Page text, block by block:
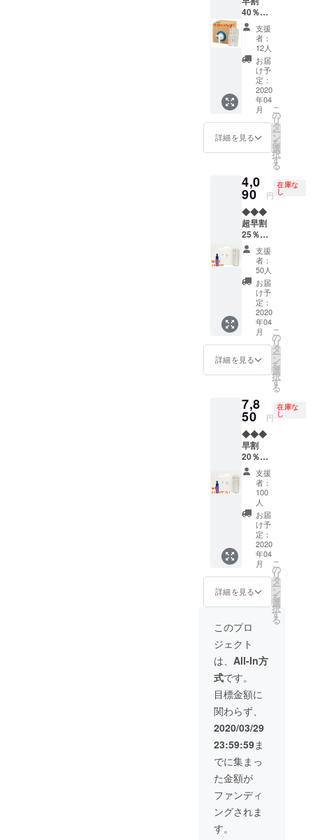
より出
荷時期
が遅れ
る場合
があり
ます。
能性も
ござい
ます。
※デザイ
ン・仕
様は変
更にな
る可能
性もご
ざいま
す。ご
ださ
い。 ※
使用部
材の供
給状
況、製
造工程
上の都
合等に
より出
荷時期
が遅れ
る場合
があり
ます。
ンド）
は薄め
ずその
まま使
用して
くださ
い ※皆
様のご
支援に
より量
産効率
が向上
した場
販売予
定価格
より下
がる可
能性も
ござい
ます。
※デザイ
ン・仕
様は変
更にな
る可能
性もご
ざいま
す。ご
ださ
い。 ※
使用部
材の供
給状
況、製
造工程
上の都
合等に
より出
荷時期
が遅れ
る場合
があり
ます。
【予定
販売価
39,600
円（税
別）の
40％OF
※Virus
End（
ウイル
は薄め
ずその
まま使
用して
くださ
い ※皆
様のご
支援に
より量
産効率
が向上
した場
合、正
規販売
価格が
販売予
定価格
ござい
ます。
※デザイ
ン・仕
様は変
更にな
る可能
性もご
ざいま
す。ご
了承く
ださ
い。 ※
ご注文
状況、
使用部
給状
況、製
上の都
合等に
より出
荷時期
が遅れ
る場合
があり
ます。
40％OF
F【大容
量：業
務向
き】※送
料無料
◆◆◆
【内
容】 ・
Virus
the
End（
ウイル
ス・
ン
ド）：
200,000
ml（20
L） ・
Lattice
（小型
超音波
加湿
器）：4
定販売
価格
51,520
円（税
別）の
40％OF
End（
ウイル
ス・
ジ・エ
ンド）
は薄め
ずその
まま使
用して
くださ
い ※皆
様のご
支援に
より量
産効率
が向上
合、正
規販売
販売予
定価格
より下
がる可
ござい
ます。
※デザイ
ン・仕
様は変
更にな
る可能
性もご
ざいま
す。ご
了承く
ださ
い。 ※
支援
者：
12人
お届
け予
定：
2020
年04
月
詳細を見る
こ
の
リ
タ
ー
ン
を
選
択
す
る
4,0
90 円
在庫な
し
◆◆◆
超早割
25％OF
F【50
セット
限定】※
送料無
◆◆◆
【内
容】 ・
Virus
the
End（
ウイル
ス・
ン
ド）：
1,000ml
・
Lattice
（小型
超音波
加湿
器）：1
定販売
価格
4,960円
（税
別）の
25％OF
F】
※Virus
ウイル
ジ・エ
ンド）
は薄め
ずその
まま使
用して
くださ
い ※皆
支援に
より量
産効率
が向上
した場
合、正
規販売
支援
者：
50人
お届
け予
定：
2020
年04
月
詳細を見る
こ
の
リ
タ
ー
ン
を
選
択
す
る
7,8
50 円
在庫な
し
◆◆◆
早割
20％OF
F【100
セット
限定】※
送料無
料
◆◆◆
【内
容】 ・
Virus
End（
ウイル
ン
ド）：
3,000ml
（3L）
・
Lattice
（小型
超音波
加湿
器）：1
個 【予
定販売
価格
8,920円
（税
別）の
20％OF
F】
支援
者：
100
人
お届
け予
定：
2020
年04
月
詳細を見る
こ
の
リ
タ
ー
ン
を
選
択
す
る
このプロ
ジェクト
は、 All-In方
式です。
目標金額に
関わらず、
2020/03/29
23:59:59ま
でに集まっ
た金額が
ファンディ
ングされま
す。